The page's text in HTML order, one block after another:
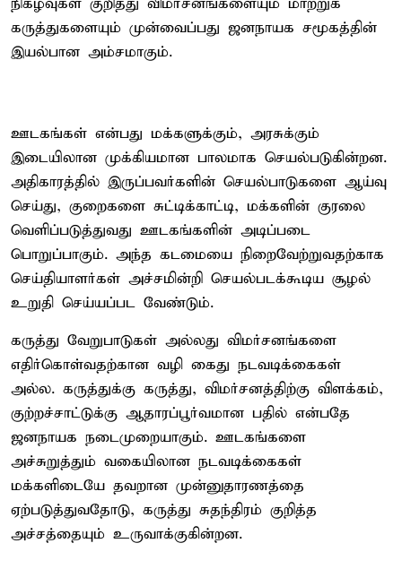
கருத்துகளையும் முன்வைப்பது ஜனநாயக சமூகத்தின்
இயல்பான அம்சமாகும்.
ஊடகங்கள் என்பது மக்களுக்கும், அரசுக்கும்
இடையிலான முக்கியமான பாலமாக செயல்படுகின்றன.
அதிகாரத்தில் இருப்பவர்களின் செயல்பாடுகளை ஆய்வு
செய்து, குறைகளை சுட்டிக்காட்டி, மக்களின் குரலை
வெளிப்படுத்துவது ஊடகங்களின் அடிப்படை
பொறுப்பாகும். அந்த கடமையை நிறைவேற்றுவதற்காக
செய்தியாளர்கள் அச்சமின்றி செயல்படக்கூடிய சூழல்
உறுதி செய்யப்பட வேண்டும்.
கருத்து வேறுபாடுகள் அல்லது விமர்சனங்களை
எதிர்கொள்வதற்கான வழி கைது நடவடிக்கைகள்
அல்ல. கருத்துக்கு கருத்து, விமர்சனத்திற்கு விளக்கம்,
குற்றச்சாட்டுக்கு ஆதாரப்பூர்வமான பதில் என்பதே
ஜனநாயக நடைமுறையாகும். ஊடகங்களை
அச்சுறுத்தும் வகையிலான நடவடிக்கைகள்
மக்களிடையே தவறான முன்னுதாரணத்தை
ஏற்படுத்துவதோடு, கருத்து சுதந்திரம் குறித்த
அச்சத்தையும் உருவாக்குகின்றன.